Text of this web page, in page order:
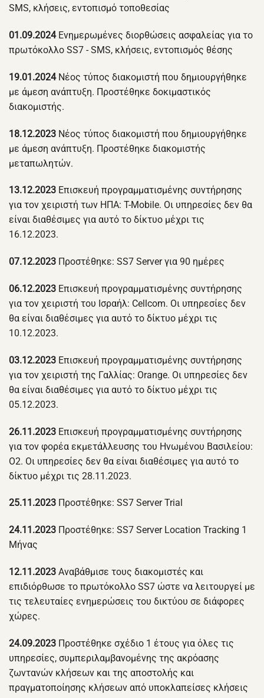
SMS, κλήσεις, εντοπισμό τοποθεσίας
01.09.2024Ενημερωμένες διορθώσεις ασφαλείας για το
πρωτόκολλο SS7 - SMS, κλήσεις, εντοπισμός θέσης
19.01.2024Νέος τύπος διακομιστή που δημιουργήθηκε
με άμεση ανάπτυξη. Προστέθηκε δοκιμαστικός
διακομιστής.
18.12.2023 Νέος τύπος διακομιστή που δημιουργήθηκε
με άμεση ανάπτυξη. Προστέθηκε διακομιστής
μεταπωλητών.
13.12.2023 Επισκευή προγραμματισμένης συντήρησης
για τον χειριστή των ΗΠΑ: T-Mobile. Οι υπηρεσίες δεν θα
είναι διαθέσιμες για αυτό το δίκτυο μέχρι τις
16.12.2023.
07.12.2023 Προστέθηκε: SS7 Server για 90 ημέρες
06.12.2023 Επισκευή προγραμματισμένης συντήρησης
για τον χειριστή του Ισραήλ: Cellcom. Οι υπηρεσίες δεν
θα είναι διαθέσιμες για αυτό το δίκτυο μέχρι τις
10.12.2023.
03.12.2023 Επισκευή προγραμματισμένης συντήρησης
για τον χειριστή της Γαλλίας: Orange. Οι υπηρεσίες δεν
θα είναι διαθέσιμες για αυτό το δίκτυο μέχρι τις
05.12.2023.
26.11.2023 Επισκευή προγραμματισμένης συντήρησης
για τον φορέα εκμετάλλευσης του Ηνωμένου Βασιλείου:
O2. Οι υπηρεσίες δεν θα είναι διαθέσιμες για αυτό το
δίκτυο μέχρι τις 28.11.2023.
25.11.2023 Προστέθηκε: SS7 Server Trial
24.11.2023 Προστέθηκε: SS7 Server Location Tracking 1
Μήνας
12.11.2023 Αναβάθμισε τους διακομιστές και
επιδιόρθωσε το πρωτόκολλο SS7 ώστε να λειτουργεί με
τις τελευταίες ενημερώσεις του δικτύου σε διάφορες
χώρες.
24.09.2023 Προστέθηκε σχέδιο 1 έτους για όλες τις
υπηρεσίες, συμπεριλαμβανομένης της ακρόασης
ζωντανών κλήσεων και της αποστολής και
πραγματοποίησης κλήσεων από υποκλαπείσες κλήσεις